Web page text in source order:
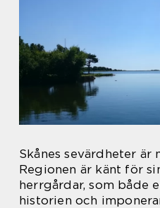
Skånes sevärdheter är
Regionen är känt för
herrgårdar, som både
historien och